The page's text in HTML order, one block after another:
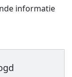
informatie